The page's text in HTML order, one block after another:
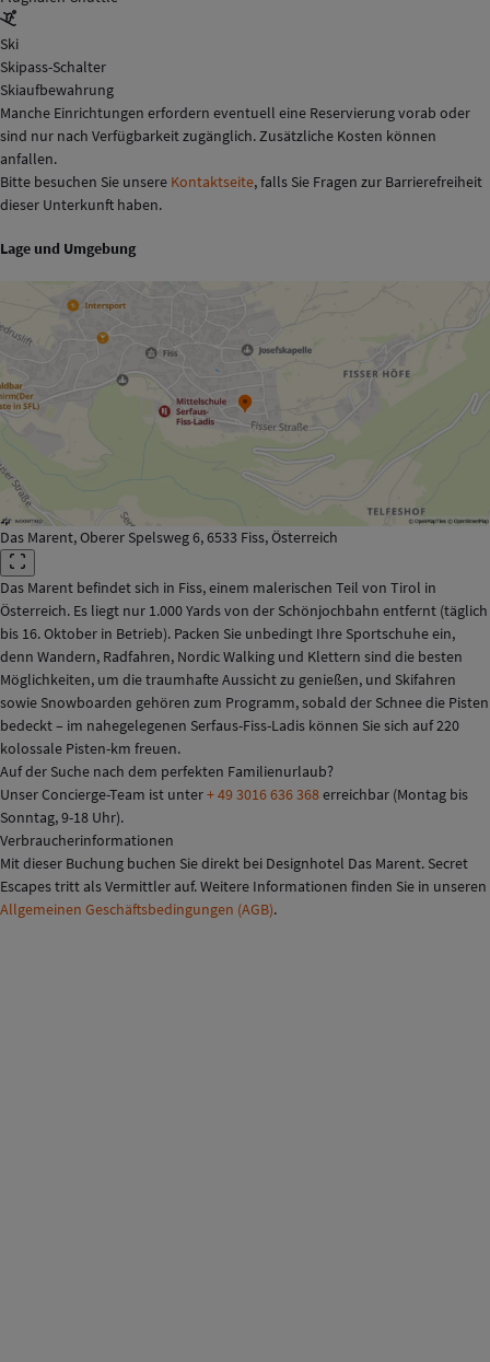
Ski
Skipass-Schalter
Skiaufbewahrung
Manche Einrichtungen erfordern eventuell eine Reservierung vorab oder
sind nur nach Verfügbarkeit zugänglich. Zusätzliche Kosten können
anfallen.
Bitte besuchen Sie unsere Kontaktseite, falls Sie Fragen zur Barrierefreiheit
dieser Unterkunft haben.
Lage und Umgebung
Das Marent, Oberer Spelsweg 6, 6533 Fiss, Österreich
Das Marent befindet sich in Fiss, einem malerischen Teil von Tirol in
Österreich. Es liegt nur 1.000 Yards von der Schönjochbahn entfernt (täglich
bis 16. Oktober in Betrieb). Packen Sie unbedingt Ihre Sportschuhe ein,
denn Wandern, Radfahren, Nordic Walking und Klettern sind die besten
Möglichkeiten, um die traumhafte Aussicht zu genießen, und Skifahren
sowie Snowboarden gehören zum Programm, sobald der Schnee die Pisten
bedeckt – im nahegelegenen Serfaus-Fiss-Ladis können Sie sich auf 220
kolossale Pisten-km freuen.
Auf der Suche nach dem perfekten Familienurlaub?
Unser Concierge-Team ist unter+ 49 3016 636 368erreichbar (Montag bis
Sonntag, 9-18 Uhr).
Verbraucherinformationen
Mit dieser Buchung buchen Sie direkt bei Designhotel Das Marent. Secret
Escapes tritt als Vermittler auf. Weitere Informationen finden Sie in unseren
Allgemeinen Geschäftsbedingungen (AGB).